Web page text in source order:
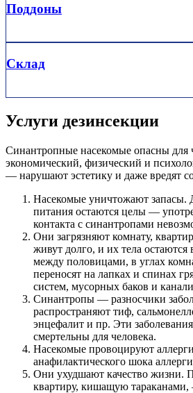
Поддоны
Склад
Услуги дезинсекции
Синантропные насекомые опасны для
экономический, физический и
— нарушают эстетику и даже вредят
Насекомые уничтожают запасы.
питания остаются целы —
контакта с синантропами
Они загрязняют комнату,
живут долго, и их тела
между половицами, в углах
переносят на лапках и спинах
систем, мусорных баков и
Синантропы — разносчики
распространяют тиф,
энцефалит и пр. Эти
смертельны для человека.
Насекомые провоцируют
анафилактического шока
Они ухудшают качество жизни.
квартиру, кишащую